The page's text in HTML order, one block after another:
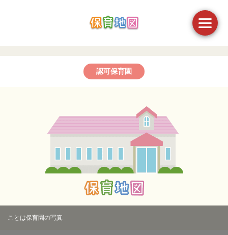
認可保育園
ことは保育園の写真